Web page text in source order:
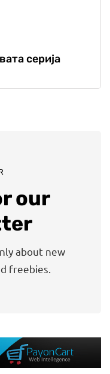
серија
our
about new
freebies.